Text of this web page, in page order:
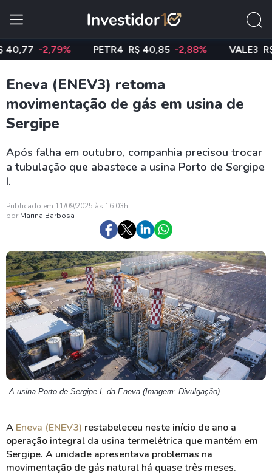
-2,79% PETR4 R$ 40,85 -2,88% VALE3 R$
Eneva (ENEV3) retoma
movimentação de gás em usina de
Sergipe
Após falha em outubro, companhia precisou trocar
a tubulação que abastece a usina Porto de Sergipe
I.
Publicado em 11/09/2025 às 16:03h
por Marina Barbosa
A usina Porto de Sergipe I, da Eneva (Imagem: Divulgação)
A Eneva (ENEV3) restabeleceu neste início de ano a
operação integral da usina termelétrica que mantém em
Sergipe. A unidade apresentava problemas na
movimentação de gás natural há quase três meses.